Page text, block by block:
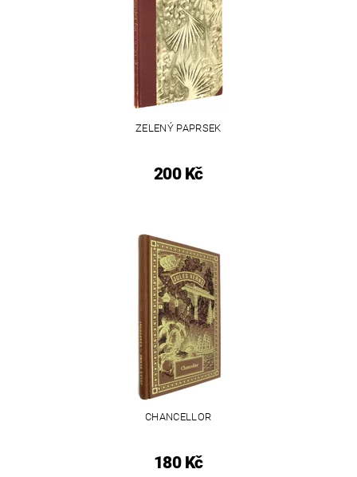
ZELENÝ PAPRSEK
200 Kč
CHANCELLOR
180 Kč